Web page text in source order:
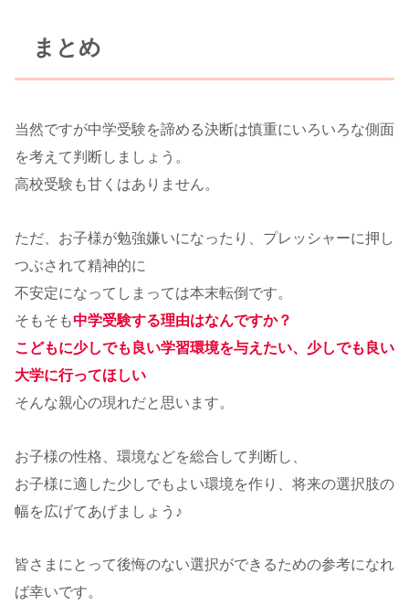
まとめ
当然ですが中学受験を諦める決断は慎重にいろいろな側面
を考えて判断しましょう。
高校受験も甘くはありません。
ただ、お子様が勉強嫌いになったり、プレッシャーに押し
つぶされて精神的に
不安定になってしまっては本末転倒です。
そもそも中学受験する理由はなんですか？
こどもに少しでも良い学習環境を与えたい、少しでも良い
大学に行ってほしい
そんな親心の現れだと思います。
お子様の性格、環境などを総合して判断し、
お子様に適した少しでもよい環境を作り、将来の選択肢の
幅を広げてあげましょう♪
皆さまにとって後悔のない選択ができるための参考になれ
ば幸いです。